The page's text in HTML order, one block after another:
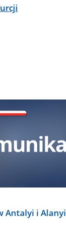
Antalyi i Alanyi